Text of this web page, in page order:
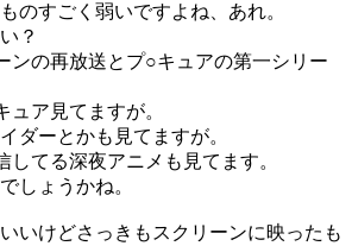
のすごく弱いですよね、あれ。
？
ンの再放送とプ○キュアの第一シリー
ュア見てますが。
ダーとかも見てますが。
てる深夜アニメも見てます。
しょうかね。
いけどさっきもスクリーンに映ったも